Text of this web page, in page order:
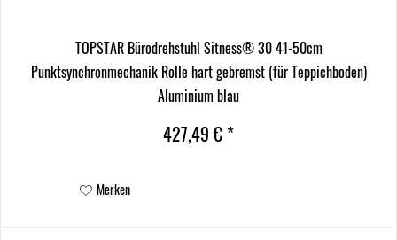
TOPSTAR Bürodrehstuhl Sitness® 30 41-50cm
Punktsynchronmechanik Rolle hart gebremst (für Teppichboden)
Aluminium blau
427,49 € *
Merken